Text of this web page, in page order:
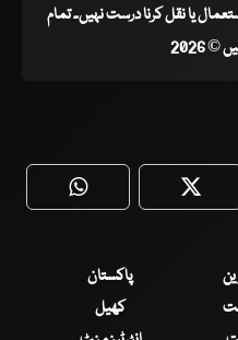
یا نقل کرنا درست نہیں۔ تمام
2026
WhatsApp
پاکستان
کھیل